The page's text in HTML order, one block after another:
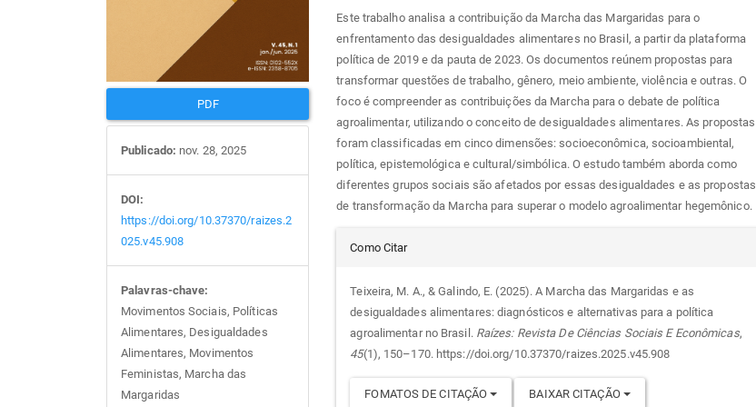
PDF
Publicado: nov. 28, 2025
DOI:
https://doi.org/10.37370/raizes.2
025.v45.908
Palavras-chave:
Movimentos Sociais, Políticas
Alimentares, Desigualdades
Alimentares, Movimentos
Feministas, Marcha das
Margaridas
Este trabalho analisa a contribuição da Marcha das Margaridas para o
enfrentamento das desigualdades alimentares no Brasil, a partir da plataforma
política de 2019 e da pauta de 2023. Os documentos reúnem propostas para
transformar questões de trabalho, gênero, meio ambiente, violência e outras. O
foco é compreender as contribuições da Marcha para o debate de política
agroalimentar, utilizando o conceito de desigualdades alimentares. As propostas
foram classificadas em cinco dimensões: socioeconômica, socioambiental,
política, epistemológica e cultural/simbólica. O estudo também aborda como
diferentes grupos sociais são afetados por essas desigualdades e as propostas
de transformação da Marcha para superar o modelo agroalimentar hegemônico.
Detalhes
do
artigo
Como Citar
Teixeira, M. A., & Galindo, E. (2025). A Marcha das Margaridas e as
desigualdades alimentares: diagnósticos e alternativas para a política
agroalimentar no Brasil. Raízes: Revista De Ciências Sociais E Econômicas,
45(1), 150–170. https://doi.org/10.37370/raizes.2025.v45.908
FOMATOS DE CITAÇÃO BAIXAR CITAÇÃO